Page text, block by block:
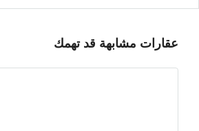
عقارات مشابهة قد تهمك